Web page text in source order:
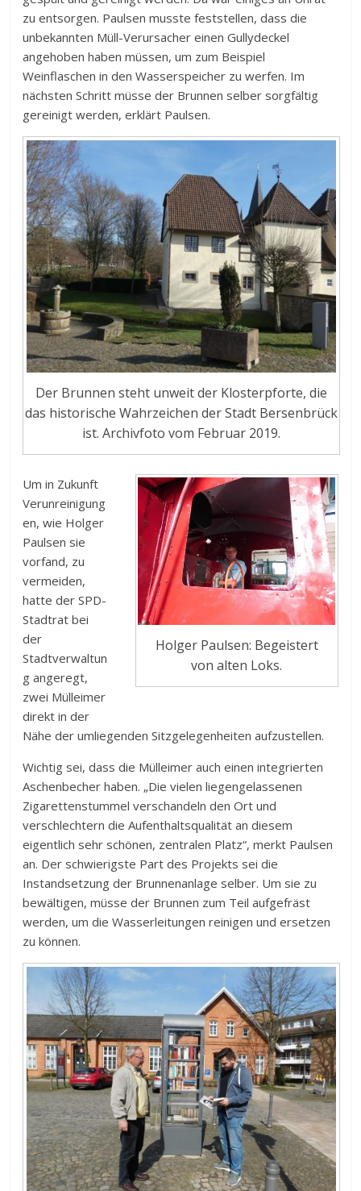
zu entsorgen. Paulsen musste feststellen, dass die
unbekannten Müll-Verursacher einen Gullydeckel
angehoben haben müssen, um zum Beispiel
Weinflaschen in den Wasserspeicher zu werfen. Im
nächsten Schritt müsse der Brunnen selber sorgfältig
gereinigt werden, erklärt Paulsen.
Der Brunnen steht unweit der Klosterpforte, die
das historische Wahrzeichen der Stadt Bersenbrück
ist. Archivfoto vom Februar 2019.
Holger Paulsen: Begeistert
von alten Loks.
Um in Zukunft
Verunreinigung
en, wie Holger
Paulsen sie
vorfand, zu
vermeiden,
hatte der SPD-
Stadtrat bei
der
Stadtverwaltun
g angeregt,
zwei Mülleimer
direkt in der
Nähe der umliegenden Sitzgelegenheiten aufzustellen.
Wichtig sei, dass die Mülleimer auch einen integrierten
Aschenbecher haben. „Die vielen liegengelassenen
Zigarettenstummel verschandeln den Ort und
verschlechtern die Aufenthaltsqualität an diesem
eigentlich sehr schönen, zentralen Platz“, merkt Paulsen
an. Der schwierigste Part des Projekts sei die
Instandsetzung der Brunnenanlage selber. Um sie zu
bewältigen, müsse der Brunnen zum Teil aufgefräst
werden, um die Wasserleitungen reinigen und ersetzen
zu können.